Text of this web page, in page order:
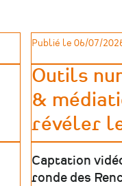
Publié le 06/07/
Outils
&
révéler
Captation
ronde des